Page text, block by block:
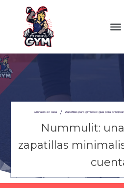
Gimnasio en casa / Zapatillas para gimnasio: guía para
Nummulit:
zapatillas